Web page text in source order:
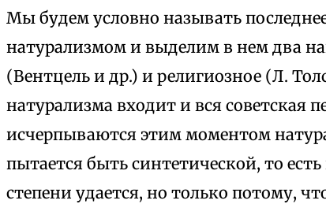
Мы будем условно называть
натурализмом и выделим в нем два
(Вентцель и др.) и религиозное (Л.
натурализма входит и вся советская
исчерпываются этим моментом
пытается быть синтетической, то
степени удается, но только потому,